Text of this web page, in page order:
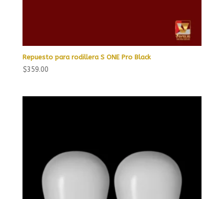
Repuesto para rodillera S ONE Pro Black
$359.00